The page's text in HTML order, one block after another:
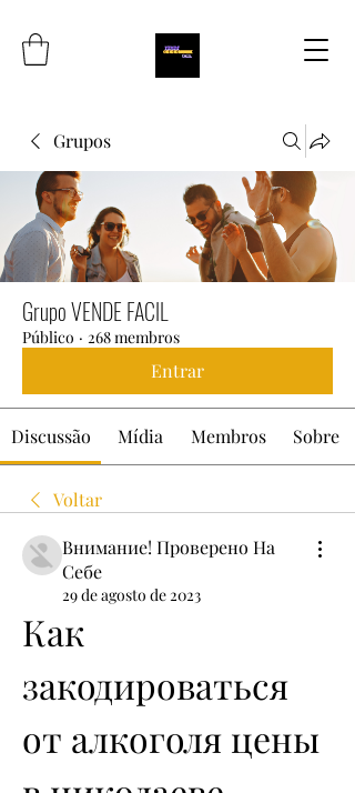
Grupos
Grupo VENDE FACIL
Público · 268 membros
Entrar
Discussão Mídia Membros Sobre
Voltar
Внимание! Проверено На
Себе
29 de agosto de 2023
Как
закодироваться
от алкоголя цены